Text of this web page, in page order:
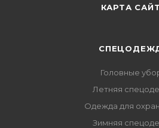
КАРТА
Головные
Летняя
Одежда для
Зимняя